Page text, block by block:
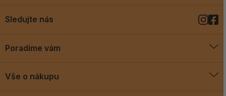
Poradíme vám
Vše o nákupu
Sledujte nás